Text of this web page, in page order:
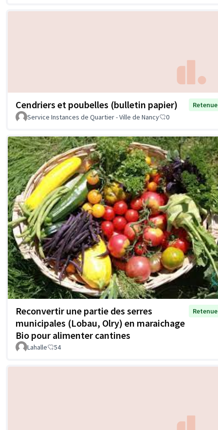
Cendriers et poubelles (bulletin papier)
Retenue
Service Instances de Quartier - Ville de Nancy
0
Reconvertir une partie des serres
municipales (Lobau, Olry) en maraichage
Bio pour alimenter cantines
Retenue
Lahalle 54